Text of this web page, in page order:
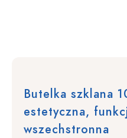
Butelka szklana
estetyczna,
wszechstronna